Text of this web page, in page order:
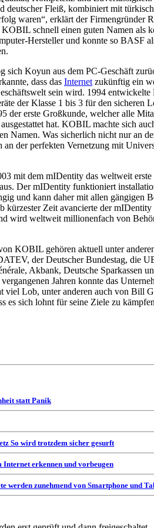
deutscher Fleiß, kombiniert mit
waren“, erklärt der Firmengründer
KOBIL schnell einen guten Namen als
Hersteller und konnte so BASF
sich Koyun aus dem PC-Geschäft
dass das Internet zukünftig ein
sein wird. 1994
der Klasse 1 bis 3 für den sicheren
der erste Großkunde, welcher alle
hat. KOBIL machte sich
Namen. Was sicherlich nicht nur an
an der perfekten Vernetzung mit
mit dem mIDentity das weltweit erste
Der mIDentity funktioniert
und kann daher mit allen gängigen
kürzester Zeit avancierte der
wird weltweit millionenfach von
KOBIL gehören aktuell unter
der Deutscher Bundestag, die
Akbank, Deutsche Sparkassen
Jahren konnte das
viel Lob, unter anderen auch von Bill
es sich lohnt für seine Ziele zu
statt Panik
So wird trotzdem sicher gesurft
Internet erkennen und vorbeugen
werden zunehmend von Smartphone und